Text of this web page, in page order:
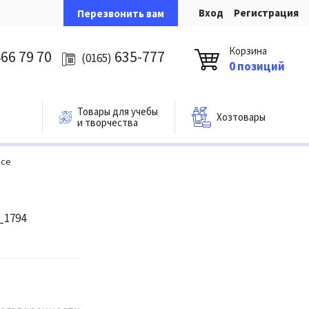
Перезвонить вам Вход Регистрация
79 70 (0165) 635-777 Корзина
0 позиций
Товары для учебы
и творчества
Хозтовары